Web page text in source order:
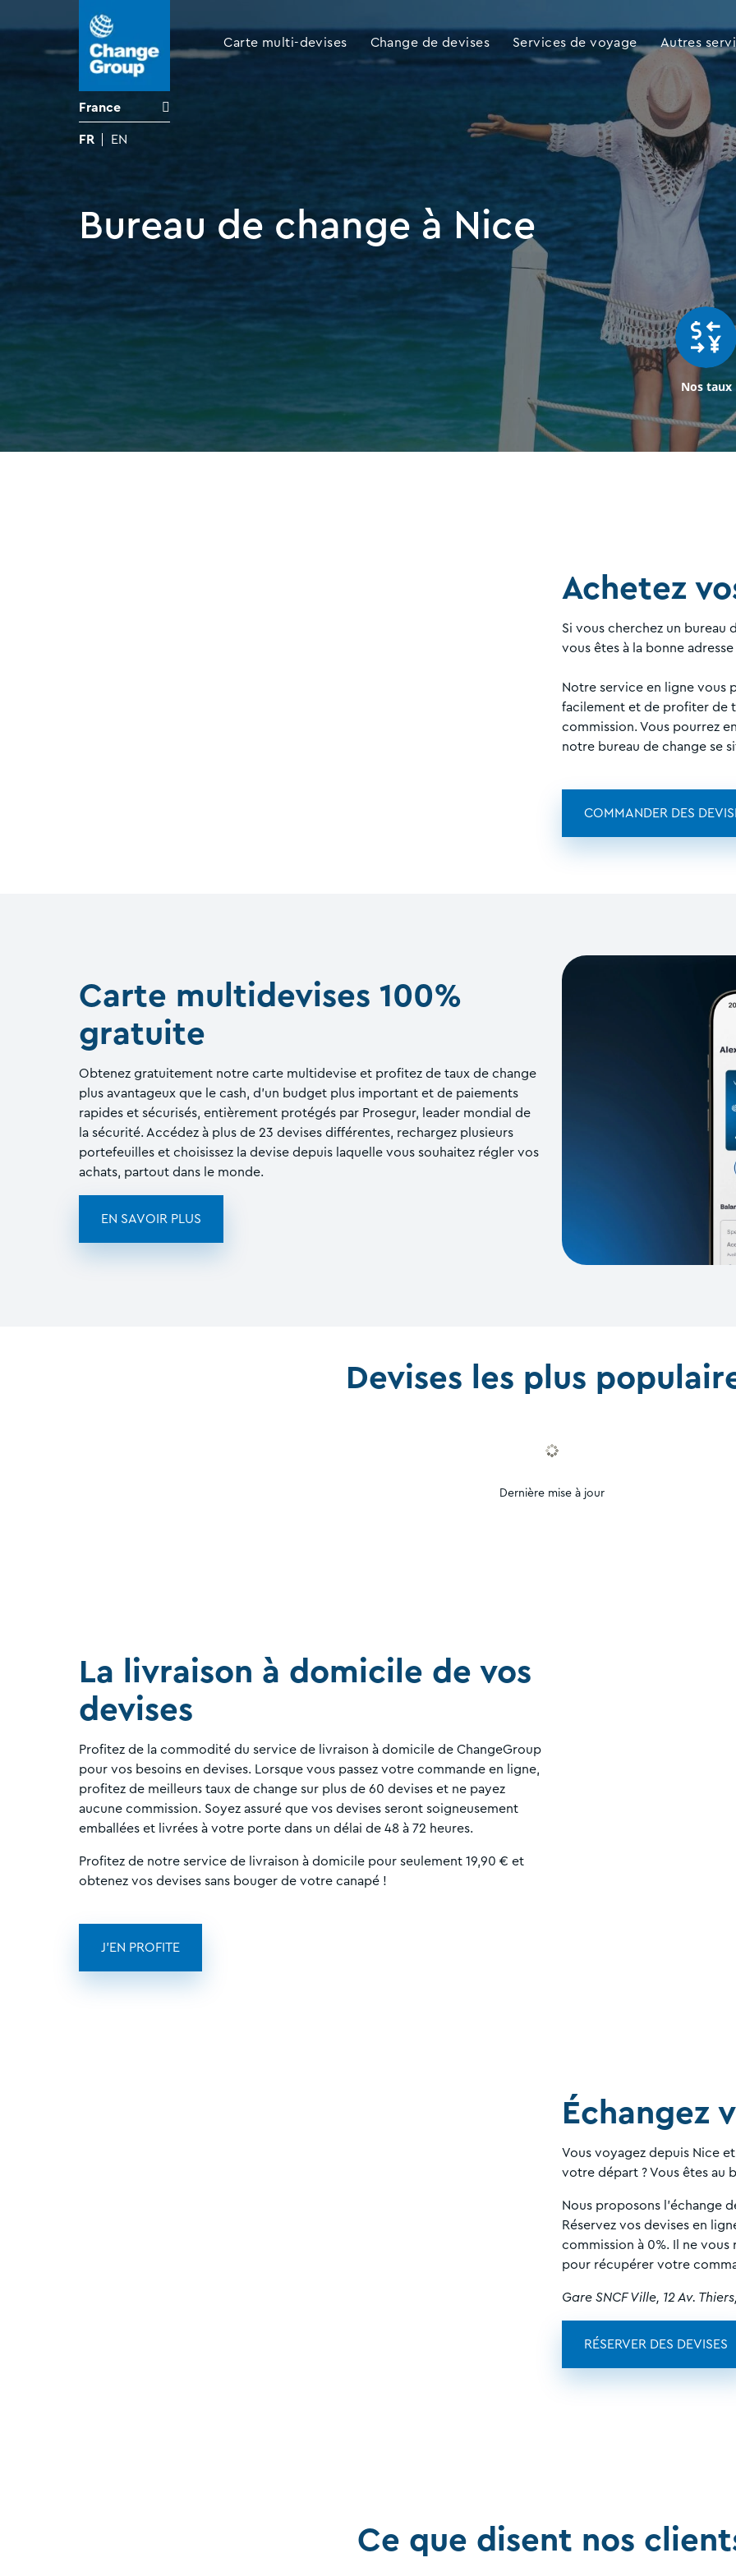
France
FR EN
Carte multi-devises Change de devises Services de voyage Autres
Bureau de change à Nice
Nos taux
Achetez
Si vous cherchez un bureau
vous êtes à la bonne adresse
Notre service en ligne vous
facilement et de profiter de
commission. Vous pourrez
notre bureau de change se
COMMANDER DES
Carte multidevises 100%
gratuite
Obtenez gratuitement notre carte multidevise et profitez de taux de change
plus avantageux que le cash, d'un budget plus important et de paiements
rapides et sécurisés, entièrement protégés par Prosegur, leader mondial de
la sécurité. Accédez à plus de 23 devises différentes, rechargez plusieurs
portefeuilles et choisissez la devise depuis laquelle vous souhaitez régler vos
achats, partout dans le monde.
EN SAVOIR PLUS
Devises les plus
Dernière mise à jour
La livraison à domicile de vos
devises
Profitez de la commodité du service de livraison à domicile de ChangeGroup
pour vos besoins en devises. Lorsque vous passez votre commande en ligne,
profitez de meilleurs taux de change sur plus de 60 devises et ne payez
aucune commission. Soyez assuré que vos devises seront soigneusement
emballées et livrées à votre porte dans un délai de 48 à 72 heures.
Profitez de notre service de livraison à domicile pour seulement 19,90 € et
obtenez vos devises sans bouger de votre canapé !
J'EN PROFITE
​Échangez
Vous voyagez depuis Nice
votre départ ? Vous êtes au
Nous proposons l'échange
Réservez vos devises en
commission à 0%. Il ne
pour récupérer votre
Gare SNCF Ville, 12 Av.
R​ÉSERVER DES DEVISES
Ce que disent nos